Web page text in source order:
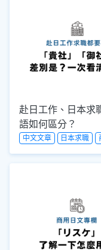
赴日工作、日本求
語如何區分？
中文文章 日本求職